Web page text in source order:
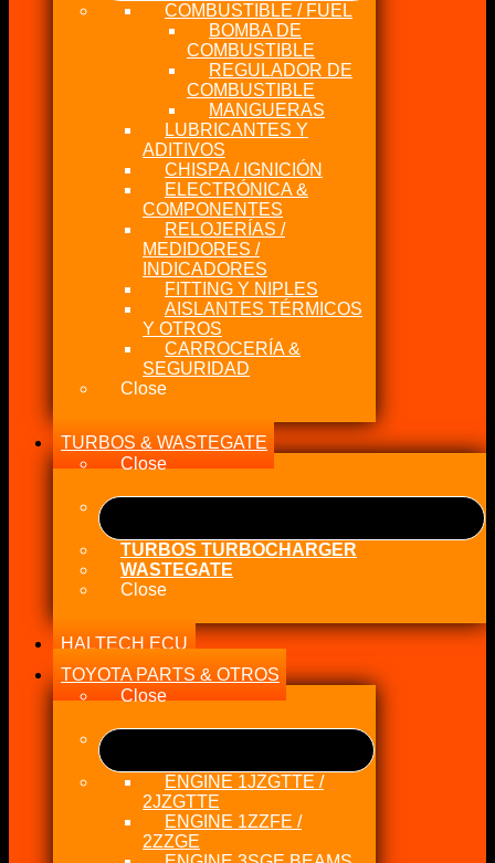
COMBUSTIBLE / FUEL
BOMBA DE
COMBUSTIBLE
REGULADOR DE
COMBUSTIBLE
MANGUERAS
LUBRICANTES Y
ADITIVOS
CHISPA / IGNICIÓN
ELECTRÓNICA &
COMPONENTES
RELOJERÍAS /
MEDIDORES /
INDICADORES
FITTING Y NIPLES
AISLANTES TÉRMICOS
Y OTROS
CARROCERÍA &
SEGURIDAD
Close
TURBOS & WASTEGATE
Close
TURBOS TURBOCHARGER
WASTEGATE
Close
HALTECH ECU
TOYOTA PARTS & OTROS
Close
ENGINE 1JZGTTE /
2JZGTTE
ENGINE 1ZZFE /
2ZZGE